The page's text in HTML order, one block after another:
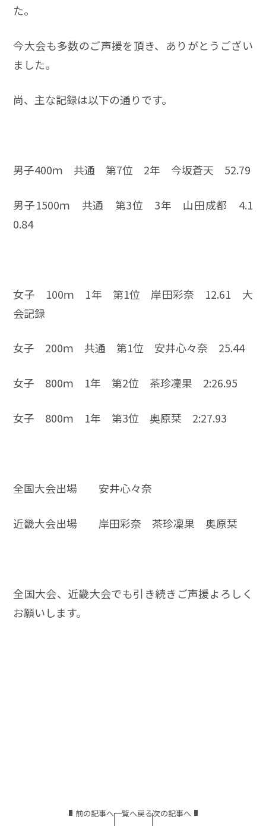
た。
今大会も多数のご声援を頂き、ありがとうござい
ました。
尚、主な記録は以下の通りです。
男子400ｍ 共通 第7位 2年 今坂蒼天 52.79
男子1500ｍ 共通 第3位 3年 山田成都 4.1
0.84
女子 100ｍ 1年 第1位 岸田彩奈 12.61 大
会記録
女子 200ｍ 共通 第1位 安井心々奈 25.44
女子 800ｍ 1年 第2位 茶珍凜果 2:26.95
女子 800ｍ 1年 第3位 奥原栞 2:27.93
全国大会出場 安井心々奈
近畿大会出場 岸田彩奈 茶珍凜果 奥原栞
全国大会、近畿大会でも引き続きご声援よろしく
お願いします。
前の記事へ一覧へ戻る次の記事へ